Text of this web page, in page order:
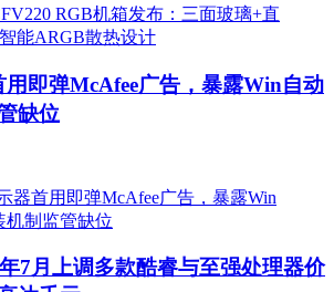
即弹McAfee广告，暴露Win自动
缺位
7月上调多款酷睿与至强处理器价